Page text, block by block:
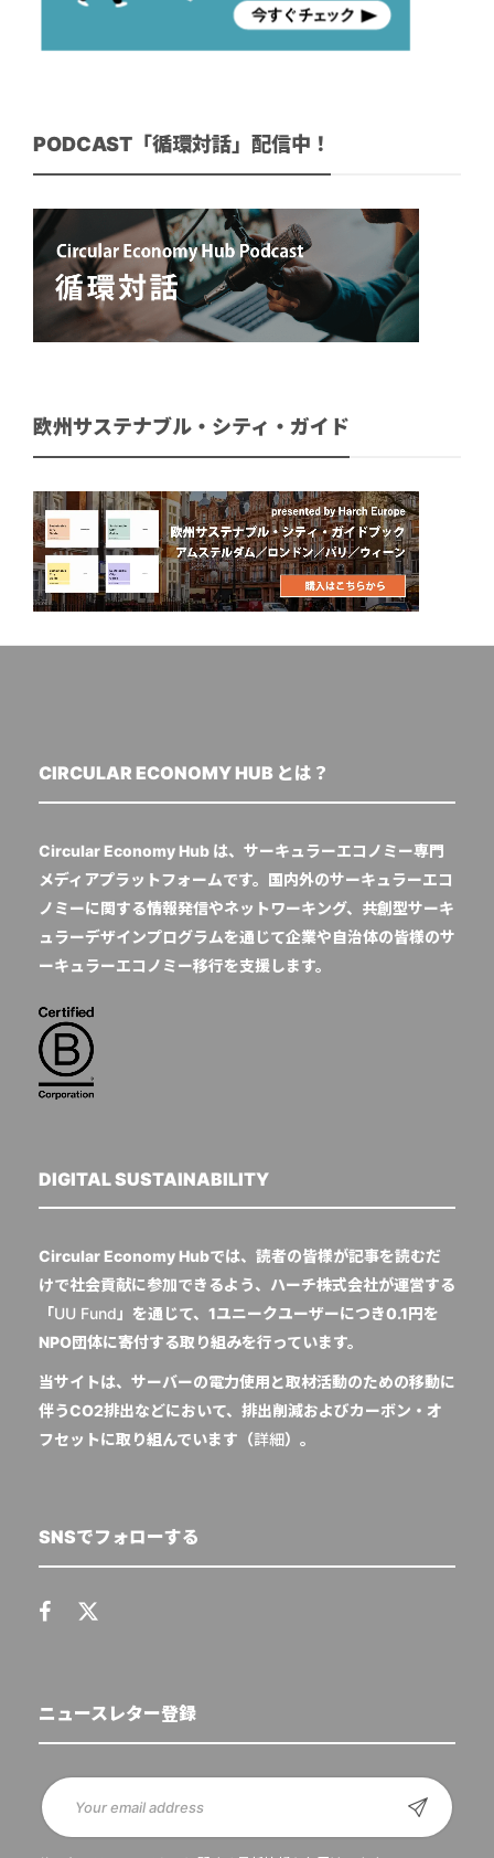
PODCAST「循環対話」配信中！
欧州サステナブル・シティ・ガイド
CIRCULAR ECONOMY HUB とは？
Circular Economy Hub は、サーキュラーエコノミー専門
メディアプラットフォームです。国内外のサーキュラーエコ
ノミーに関する情報発信やネットワーキング、共創型サーキ
ュラーデザインプログラムを通じて企業や自治体の皆様のサ
ーキュラーエコノミー移行を支援します。
DIGITAL SUSTAINABILITY
Circular Economy Hubでは、読者の皆様が記事を読むだ
けで社会貢献に参加できるよう、ハーチ株式会社が運営する
「UU Fund 」を通じて、1ユニークユーザーにつき0.1円を
NPO団体に寄付する取り組みを行っています。
当サイトは、サーバーの電力使用と取材活動のための移動に
伴うCO2排出などにおいて、排出削減およびカーボン・オ
フセットに取り組んでいます（詳細）。
SNSでフォローする
ニュースレター登録